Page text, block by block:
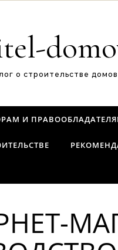
о строительстве домов
И